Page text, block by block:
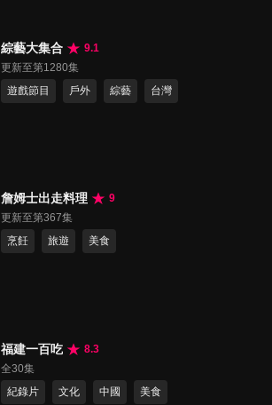
綜藝大集合
9.1
更新至第1280集
遊戲節目
戶外 綜藝 台灣
詹姆士出走料理
9
更新至第367集
烹飪
旅遊 美食
福建一百吃
8.3
全30集
紀錄片
文化 中國 美食